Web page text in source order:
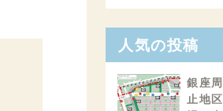
人気の投稿
銀座
止地